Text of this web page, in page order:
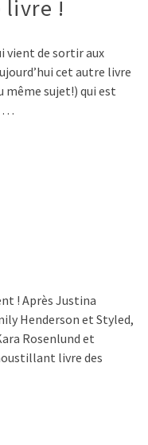
livre !
vient de sortir aux
cet autre livre
sujet!) qui est
…
! Après Justina
Henderson et Styled,
Rosenlund et
livre des